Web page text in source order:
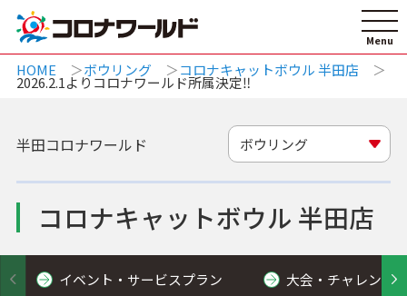
HOME ボウリング コロナキャットボウル 半田店
2026.2.1よりコロナワールド所属決定‼
コロナキャットボウル 半田店
半田コロナワールド ボウリング
イベント・サービスプラン 大会・チャレンジ